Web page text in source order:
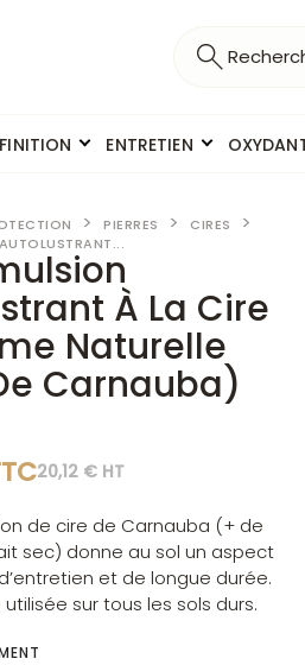
FINITION ENTRETIEN
PIERRES
CIRES
À La Cire
Naturelle
Carnauba)
20,12 € HT
de cire de Carnauba (+ de
sec) donne au sol un aspect
et de longue durée.
sur tous les sols durs.